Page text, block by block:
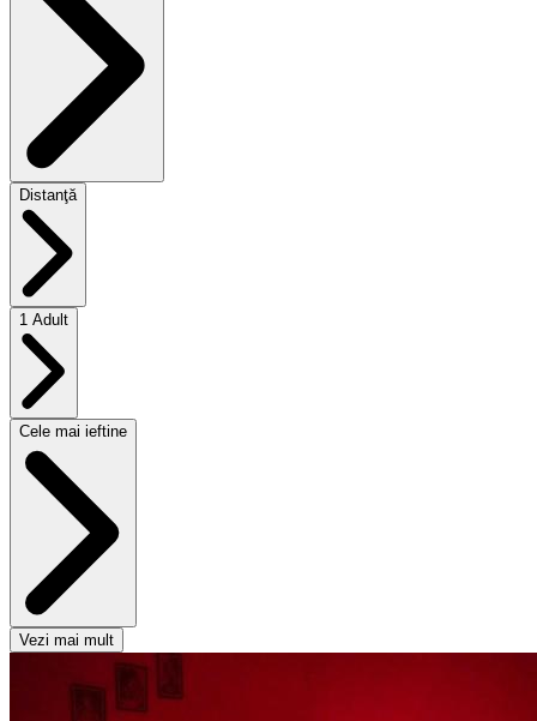
Distanţă
1 Adult
Cele mai ieftine
Vezi mai mult